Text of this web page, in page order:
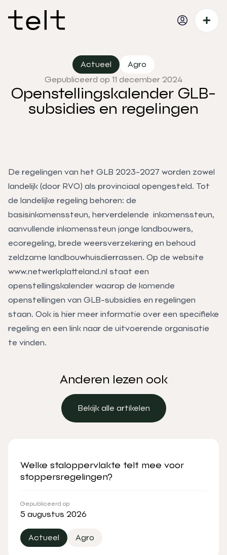
Actueel
Agro
Gepubliceerd op 11 december 2024
Openstellingskalender GLB-
subsidies en regelingen
De regelingen van het GLB 2023-2027 worden zowel
landelijk (door RVO) als provinciaal opengesteld. Tot
de landelijke regeling behoren: de
basisinkomenssteun, herverdelende inkomenssteun,
aanvullende inkomenssteun jonge landbouwers,
ecoregeling, brede weersverzekering en behoud
zeldzame landbouwhuisdierrassen. Op de website
www.netwerkplatteland.nl staat een
openstellingskalender waarop de komende
openstellingen van GLB-subsidies en regelingen
staan. Ook is hier meer informatie over een specifieke
regeling en een link naar de uitvoerende organisatie
te vinden.
Anderen lezen ook
Bekijk alle artikelen
Welke staloppervlakte telt mee voor
stoppersregelingen?
Gepubliceerd op
5 augustus 2026
Actueel Agro